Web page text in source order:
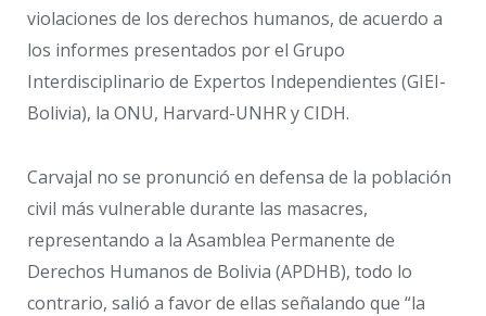
violaciones de los derechos humanos, de acuerdo a
los informes presentados por el Grupo
Interdisciplinario de Expertos Independientes (GIEI-
Bolivia), la ONU, Harvard-UNHR y CIDH.
Carvajal no se pronunció en defensa de la población
civil más vulnerable durante las masacres,
representando a la Asamblea Permanente de
Derechos Humanos de Bolivia (APDHB), todo lo
contrario, salió a favor de ellas señalando que “la